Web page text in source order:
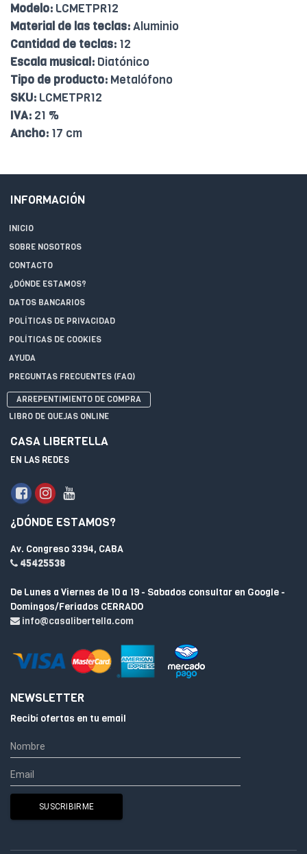
Modelo: LCMETPR12
Material de las teclas:Aluminio
Cantidad de teclas: 12
Escala musical: Diatónico
Tipo de producto: Metalófono
SKU: LCMETPR12
IVA: 21 %
Ancho: 17 cm
INFORMACIÓN
INICIO
SOBRE NOSOTROS
CONTACTO
¿DÓNDE ESTAMOS?
DATOS BANCARIOS
POLÍTICAS DE PRIVACIDAD
POLÍTICAS DE COOKIES
AYUDA
PREGUNTAS FRECUENTES (FAQ)
ARREPENTIMIENTO DE COMPRA
LIBRO DE QUEJAS ONLINE
CASA LIBERTELLA
EN LAS REDES
¿DÓNDE ESTAMOS?
Av. Congreso 3394, CABA
45425538
De Lunes a Viernes de 10 a 19 - Sabados consultar en Google -
Domingos/Feriados CERRADO
info@casalibertella.com
NEWSLETTER
Recibí ofertas en tu email